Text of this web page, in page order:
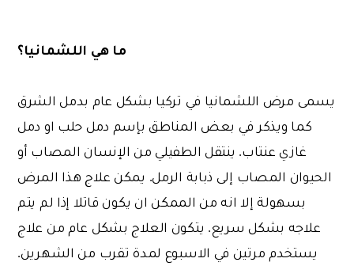
ما هي اللشمانيا؟
يسمى مرض اللشمانيا في تركيا بشكل عام بدمل الشرق
كما ويذكر في بعض المناطق بإسم دمل حلب او دمل
غازي عنتاب. ينتقل الطفيلي من الإنسان المصاب أو
الحيوان المصاب إلى ذبابة الرمل. يمكن علاج هذا المرض
بسهولة إلا انه من الممكن ان يكون قاتلا إذا لم يتم
علاجه بشكل سريع. يتكون العلاج بشكل عام من علاج
يستخدم مرتين في الاسبوع لمدة تقرب من الشهرين.